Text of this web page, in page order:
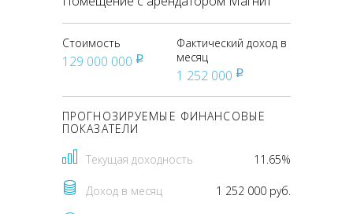
Стоимость
129 000 000 pуб
Фактический доход в
месяц
1 252 000 pуб
ПРОГНОЗИРУЕМЫЕ ФИНАНСОВЫЕ
ПОКАЗАТЕЛИ
Текущая доходность 11.65%
Доход в месяц 1 252 000 руб.